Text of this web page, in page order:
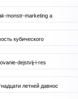
monstr-marketing a
кубического
dejstvij-i-res
летней давнос